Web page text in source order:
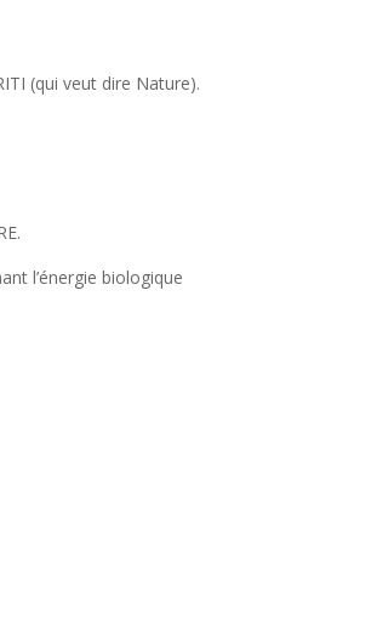
(qui veut dire Nature).
l’énergie biologique